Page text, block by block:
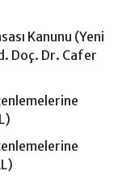
Kanunu (Yeni
Doç. Dr. Cafer